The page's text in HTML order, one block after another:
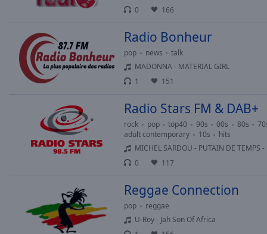
0
166
Radio Bonheur
pop news
talk
MADONNA - MATERIAL GIRL
1
151
Radio Stars FM & DAB+
rock pop top40 90s 00s 80s
adult contemporary
10s
hits
MICHEL SARDOU - PUTAIN DE TEMPS
0
117
Reggae Connection
pop
reggae
U-Roy - Jah Son Of Africa